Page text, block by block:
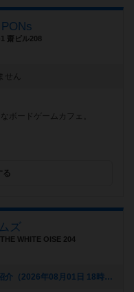
齋ビル208
せん
ボードゲームカフェ。
る
ズ
WHITE OISE 204
[NEW] みんなの思い出「足跡カード」を紹介（2026年08月01日 18時17分）